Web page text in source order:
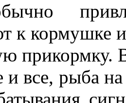
к кормушке
прикормку.
и все, рыба